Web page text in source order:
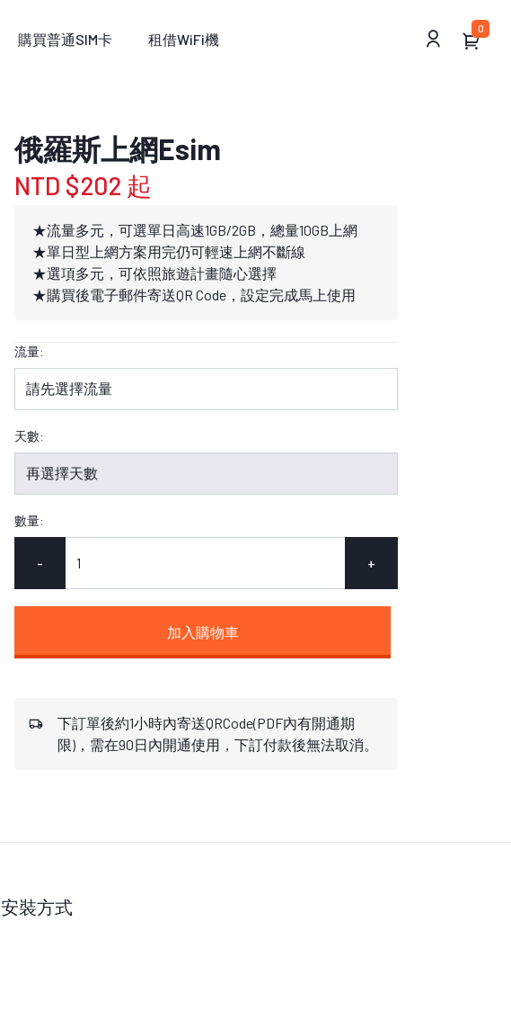
購買普通SIM卡 租借WiFi機
0
俄羅斯上網Esim
NTD $202 起
★流量多元，可選單日高速1GB/2GB，總量10GB上網
★單日型上網方案用完仍可輕速上網不斷線
★選項多元，可依照旅遊計畫隨心選擇
★購買後電子郵件寄送QR Code，設定完成馬上使用
流量:
天數:
數量:
- +
加入購物車
下訂單後約1小時內寄送QRCode(PDF內有開通期
限)，需在90日內開通使用，下訂付款後無法取消。
安裝方式